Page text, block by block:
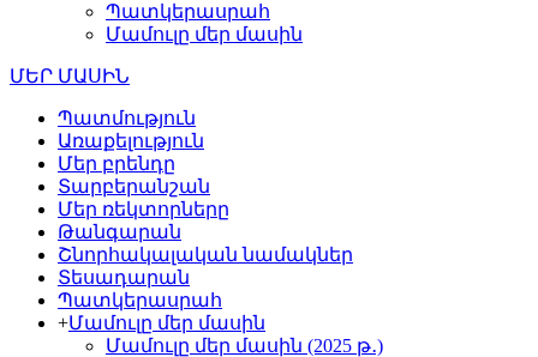
Պատկերասրահ
Մամուլը մեր մասին
ՄԵՐ ՄԱՍԻՆ
Պատմություն
Առաքելություն
Մեր բրենդը
Տարբերանշան
Մեր ռեկտորները
Թանգարան
Շնորհակալական նամակներ
Տեսադարան
Պատկերասրահ
+Մամուլը մեր մասին
Մամուլը մեր մասին (2025 թ․)